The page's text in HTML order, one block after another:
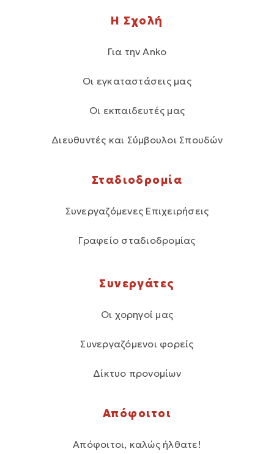
Η Σχολή
Για την Anko
Οι εγκαταστάσεις μας
Οι εκπαιδευτές μας
Διευθυντές και Σύμβουλοι Σπουδών
Σταδιοδρομία
Συνεργαζόμενες Επιχειρήσεις
Γραφείο σταδιοδρομίας
Συνεργάτες
Οι χορηγοί μας
Συνεργαζόμενοι φορείς
Δίκτυο προνομίων
Απόφοιτοι
Απόφοιτοι, καλώς ήλθατε!